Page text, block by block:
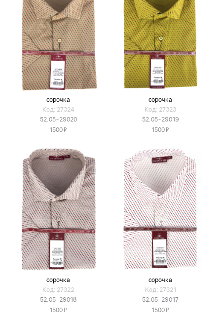
сорочка
Код: 27324
52.05-29020
1500Я
сорочка
Код: 27323
52.05-29019
1500Я
сорочка
Код: 27322
52.05-29018
1500Я
сорочка
Код: 27321
52.05-29017
1500Я